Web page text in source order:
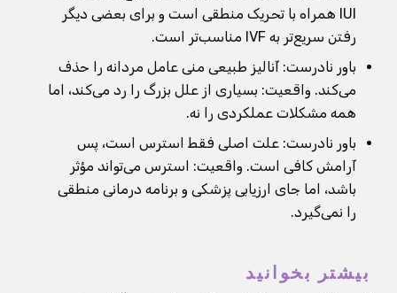
IUI همراه با تحریک منطقی است و برای بعضی دیگر
رفتن سریع‌تر به IVF مناسب‌تر است.
باور نادرست: آنالیز طبیعی منی عامل مردانه را حذف
می‌کند. واقعیت: بسیاری از علل بزرگ را رد می‌کند، اما
همه مشکلات عملکردی را نه.
باور نادرست: علت اصلی فقط استرس است، پس
آرامش کافی است. واقعیت: استرس می‌تواند مؤثر
باشد، اما جای ارزیابی پزشکی و برنامه درمانی منطقی
را نمی‌گیرد.
بیشتر بخوانید